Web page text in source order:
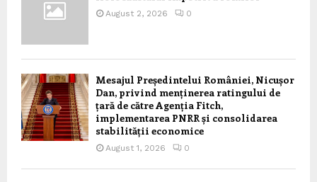
August 2, 2026 0
Mesajul Președintelui României, Nicușor
Dan, privind menținerea ratingului de
țară de către Agenția Fitch,
implementarea PNRR și consolidarea
stabilității economice
August 1, 2026 0